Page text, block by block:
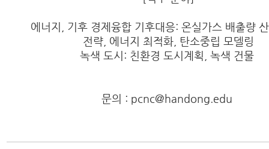
에너지, 기후 경제융합 기후대응: 온실가스 배출량
전략, 에너지 최적화, 탄소중립 모델링
녹색 도시: 친환경 도시계획, 녹색 건물
문의 : pcnc@handong.edu